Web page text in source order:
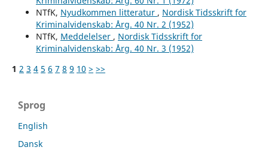
NTfK, Nyudkommen litteratur , Nordisk Tidsskrift for
Kriminalvidenskab: Årg. 40 Nr. 2 (1952)
NTfK, Meddelelser , Nordisk Tidsskrift for
Kriminalvidenskab: Årg. 40 Nr. 3 (1952)
1 2 3 4 5 6 7 8 9 10 > >>
Sprog
English
Dansk